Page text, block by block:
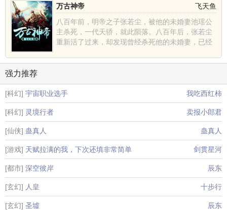
飞天鱼
万古神帝
八百年前，明帝之子张若尘，被他的未婚妻池瑶公
主杀死，一代天骄，就此陨落。八百年后，张若尘
重新活了过来，却发现曾经杀死他的未婚妻，已经
强力推荐
[科幻] 宇宙职业选手 我吃西红柿
[科幻] 灵境行者 卖报小郎君
[仙侠] 蛊真人 蛊真人
[游戏] 天赋拉满的我，下次还填非常简单 剑贯星河
[都市] 深空彼岸 辰东
[玄幻] 人皇 十步行
[玄幻] 圣墟 辰东